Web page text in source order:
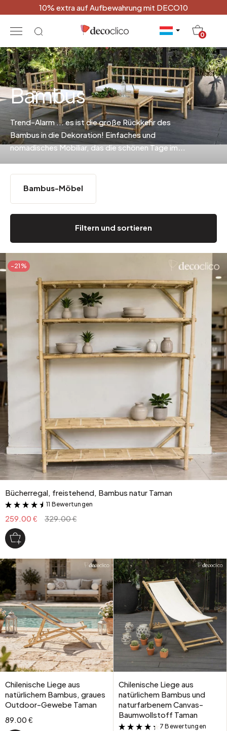
10% extra auf Aufbewahrung mit DECO10
0
Bambus
Trend-Alarm ... es ist die große Rückkehr des
Bambus in die Dekoration! Einfaches und
nomadisches Mobiliar, das die schönen Tage im
bezieht.
Filtern und sortieren
Bambus-Möbel
-21%
Bücherregal, freistehend, Bambus natur Taman
&
11 Bewertungen
259.00 € 329.00 €
Chilenische Liege aus
natürlichem Bambus, graues
Outdoor-Gewebe Taman
89.00 €
Chilenische Liege aus
natürlichem Bambus und
naturfarbenem Canvas-
Baumwollstoff Taman
&
7 Bewertungen